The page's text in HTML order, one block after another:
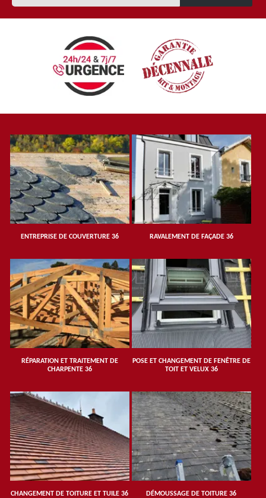
ENTREPRISE DE COUVERTURE 36 RAVALEMENT DE FAÇADE 36
RÉPARATION ET TRAITEMENT DE
CHARPENTE 36
POSE ET CHANGEMENT DE FENÊTRE DE
TOIT ET VELUX 36
CHANGEMENT DE TOITURE ET TUILE 36 DÉMOUSSAGE DE TOITURE 36